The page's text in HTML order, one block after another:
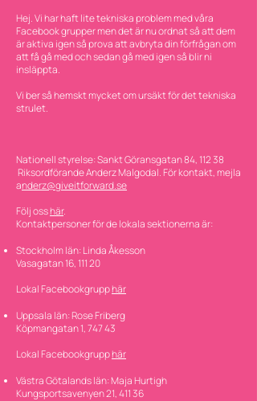
Hej. Vi har haft lite tekniska problem med våra
Facebook grupper men det är nu ordnat så att dem
är aktiva igen så prova att avbryta din förfrågan om
att få gå med och sedan gå med igen så blir ni
insläppta.
Vi ber så hemskt mycket om ursäkt för det tekniska
strulet.
Nationell styrelse: Sankt Göransgatan 84, 112 38
‎ Riksordförande Anderz Malgodal. För kontakt, mejla
anderz@giveitforward.se
Följ osshär.
Kontaktpersoner för de lokala sektionerna är:
Stockholm län: Linda Åkesson
Vasagatan 16, 111 20
Lokal Facebookgrupphär
Uppsala län: Rose Friberg
Köpmangatan 1, 747 43
Lokal Facebookgrupphär
Västra Götalands län: Maja Hurtigh
Kungsportsavenyen 21, 411 36